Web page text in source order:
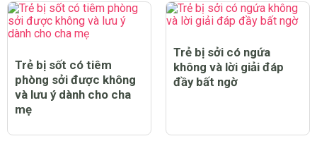
Trẻ bị sốt có tiêm
phòng sởi được không
và lưu ý dành cho cha
mẹ
Trẻ bị sởi có ngứa
không và lời giải đáp
đầy bất ngờ